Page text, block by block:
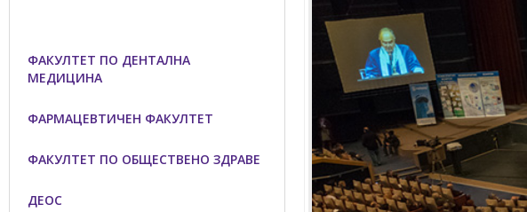
ФАКУЛТЕТ ПО ДЕНТАЛНА
МЕДИЦИНА
ФАРМАЦЕВТИЧЕН ФАКУЛТЕТ
ФАКУЛТЕТ ПО ОБЩЕСТВЕНО ЗДРАВЕ
ДЕОС